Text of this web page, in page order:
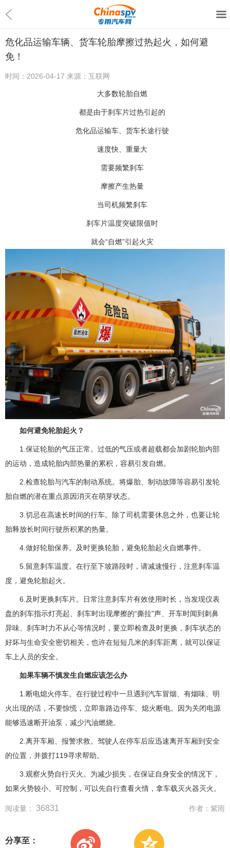
危化品运输车辆、货车轮胎摩擦过热起火，如何避
免！
时间： 2026-04-17 来源： 互联网
大多数轮胎自燃
都是由于刹车片过热引起的
危化品运输车、货车长途行驶
速度快、重量大
需要频繁刹车
摩擦产生热量
当司机频繁刹车
刹车片温度突破限值时
就会“自燃”引起火灾
如何避免轮胎起火？
1.保证轮胎的气压正常。过低的气压或者超载都会加剧轮胎内部
的运动，造成轮胎内部热量的累积，容易引发自燃。
2.检查轮胎与汽车的制动系统。将爆胎、制动故障等容易引发轮
胎自燃的潜在重点原因消灭在萌芽状态。
3.切忌在高速长时间的行车。除了司机需要休息之外，也要让轮
胎释放长时间行驶所积累的热量。
4.做好轮胎保养。及时更换轮胎，避免轮胎起火自燃事件。
5.留意刹车温度。在行至下坡路段时，请减速慢行，注意刹车温
度，避免轮胎起火。
6.及时更换刹车片。日常注意刹车片有效使用时长，当发现仪表
盘的刹车指示灯亮起、刹车时出现摩擦的“撕拉”声、开车时闻到刺鼻
异味、刹车时力不从心等情况时，要立即检查及时更换，刹车状态的
好坏与生命安全密切相关，也许在短短几米的刹车距离，就可以保证
车上人员的安全。
如果车辆不慎发生自燃应该怎么办
1.断电熄火停车。在行驶过程中一旦遇到汽车冒烟、有烟味、明
火出现的话，不要惊慌，立即靠路边停车、熄火断电。因为关闭电源
能够迅速断开油泵，减少汽油燃烧。
2.离开车厢、报警求救。驾驶人在停车后应迅速离开车厢到安全
的位置，并拨打119寻求帮助。
3.观察火势自行灭火。为减少损失，在保证自身安全的情况下，
如果火势较小、可控制，可以先自行查看火情，拿车载灭火器灭火。
阅读量： 36831 作者： 紫雨
分享至：